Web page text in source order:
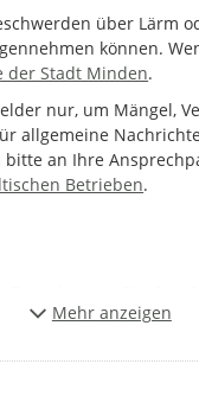
über Lärm
können.
der Stadt Minden.
nur, um Mängel,
allgemeine
bitte an Ihre
Betrieben.
angeben.
Ihrer Meldung aus.
Mehr anzeigen